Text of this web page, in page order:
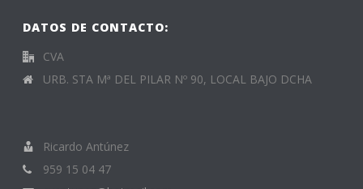
DATOS DE CONTACTO:
CVA
URB. STA Mª DEL PILAR Nº 90, LOCAL BAJO DCHA
Ricardo Antúnez
959 15 04 47